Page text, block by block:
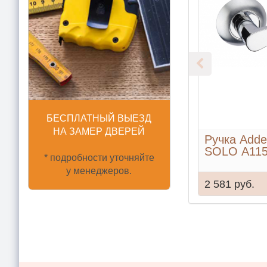
БЕСПЛАТНЫЙ ВЫЕЗД
НА ЗАМЕР ДВЕРЕЙ
* подробности уточняйте
у менеджеров.
Ручка
SOLO
2 581 руб.